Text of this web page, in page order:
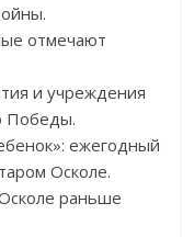
отмечают
и учреждения
Победы.
ежегодный
Осколе.
раньше